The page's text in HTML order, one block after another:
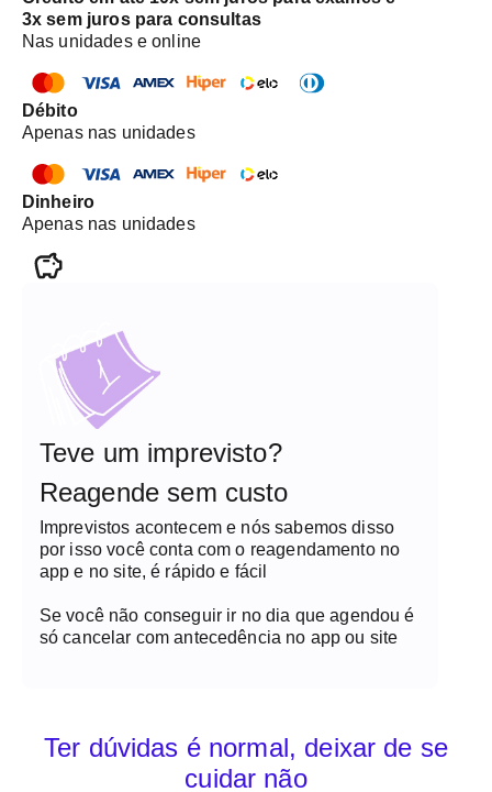
3x sem juros para consultas
Nas unidades e online
Débito
Apenas nas unidades
Dinheiro
Apenas nas unidades
Teve um imprevisto?
Reagende sem custo
Imprevistos acontecem e nós sabemos disso
por isso você conta com o reagendamento no
app e no site, é rápido e fácil
Se você não conseguir ir no dia que agendou é
só cancelar com antecedência no app ou site
Ter dúvidas é normal, deixar de se
cuidar não